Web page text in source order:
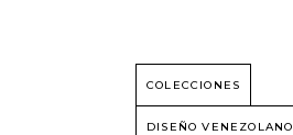
COLECCIONES
DISEÑO VENEZOLANO